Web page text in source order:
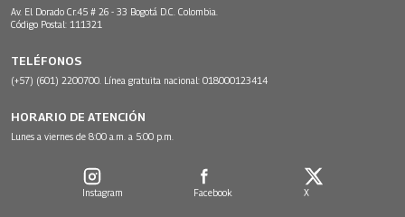
Av. El Dorado Cr.45 # 26 - 33 Bogotá D.C. Colombia.
Código Postal: 111321
TELÉFONOS
(+57) (601) 2200700. Línea gratuita nacional: 018000123414
HORARIO DE ATENCIÓN
Lunes a viernes de 8:00 a.m. a 5:00 p.m.
Instagram Facebook X